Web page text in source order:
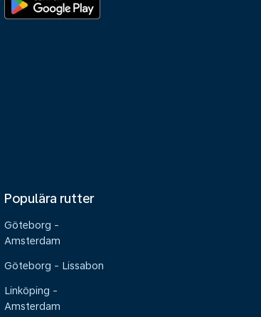
Populära rutter
Göteborg -
Amsterdam
Göteborg - Lissabon
Linköping -
Amsterdam